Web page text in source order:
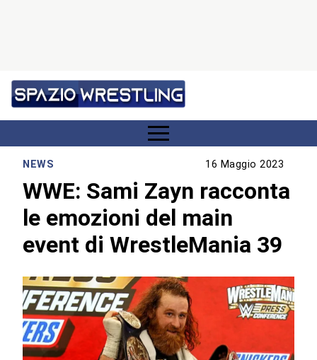
NEWS 16 Maggio 2023
WWE: Sami Zayn racconta
le emozioni del main
event di WrestleMania 39